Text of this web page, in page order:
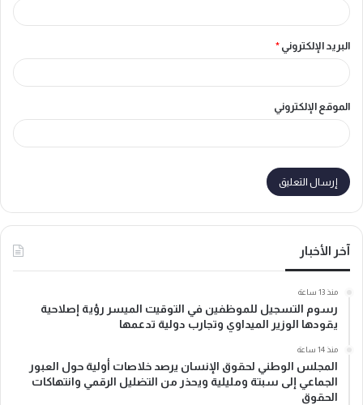
البريد الإلكتروني *
الموقع الإلكتروني
آخر الأخبار
منذ 13 ساعة
رسوم التسجيل للموظفين في التوقيت الميسر رؤية إصلاحية
يقودها الوزير الميداوي وتجارب دولية تدعمها
منذ 14 ساعة
المجلس الوطني لحقوق الإنسان يرصد خلاصات أولية حول العبور
الجماعي إلى سبتة ومليلية ويحذر من التضليل الرقمي وانتهاكات
الحقوق